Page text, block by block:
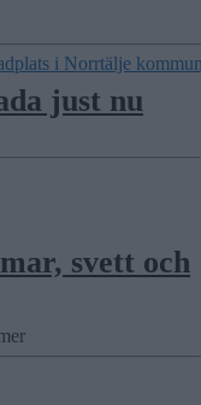
just nu
svett och